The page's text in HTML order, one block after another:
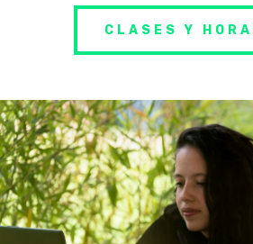
CLASES Y